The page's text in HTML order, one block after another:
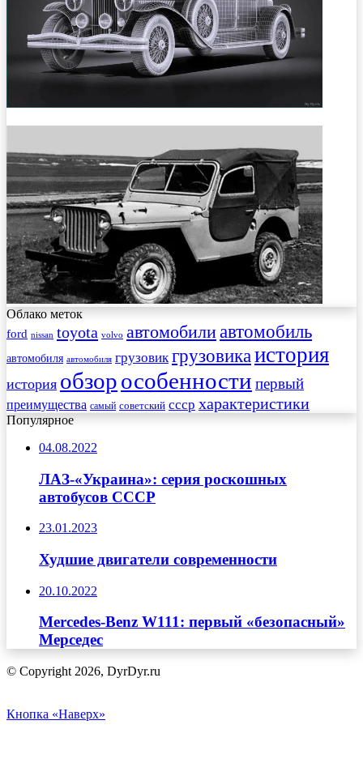
Облако меток
ford nissan toyota volvo автомобилиавтомобиль
автомобиля автомобиля грузовик грузовикаистория
история обзорособенности первый
преимущества самый советский ссср характеристики
Популярное
04.08.2022
ЛАЗ-«Украина»: серия роскошных
автобусов СССР
23.01.2023
Худшие двигатели современности
20.10.2022
Mercedes-Benz W111: первый «безопасный»
Мерседес
© Copyright 2026, DyrDyr.ru
Кнопка «Наверх»